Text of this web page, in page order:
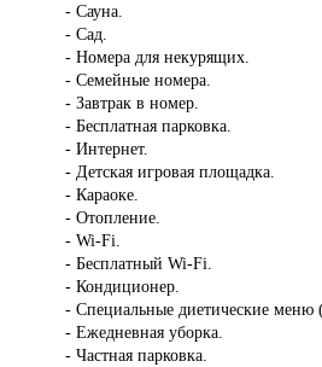
- Сауна.
- Сад.
- Номера для некурящих.
- Семейные номера.
- Завтрак в номер.
- Бесплатная парковка.
- Интернет.
- Детская игровая площадка.
- Караоке.
- Отопление.
- Wi-Fi.
- Бесплатный Wi-Fi.
- Кондиционер.
- Специальные диетические меню
- Ежедневная уборка.
- Частная парковка.